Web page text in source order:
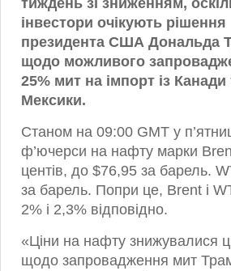
тиждень зі зниженням,
інвестори очікують рішення
президента США Дональда
щодо можливого
25% мит на імпорт із Канади
Мексики.
Станом на 09:00 GMT у
ф’ючерси на нафту марки
центів, до $76,95 за барель.
за барель. Попри це, Brent і
2% і 2,3% відповідно.
«Ціни на нафту знижувалися
щодо запровадження мит